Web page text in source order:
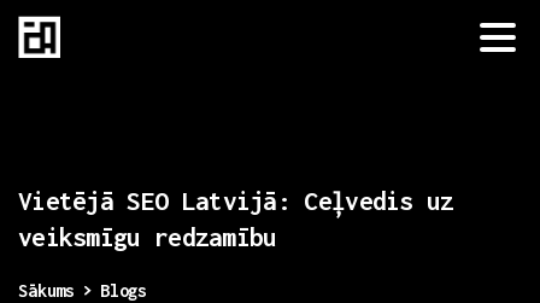
Vietējā SEO Latvijā: Ceļvedis uz
veiksmīgu
redzamību
Sākums
Blogs